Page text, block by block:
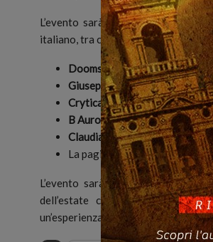
L’evento sarà arricchito dalla
italiano, tra cui:
Doomsart
, uno degli
Giuseppe Garibaldi, volto
CryticaleDevilA, entrambi
B Aurora, tiktoker con oltre
Claudia Ciccateri, tiktoker da
La paginaIntrashTtenimento
L’evento sarà aperto al pubblico
dell’estate calabrese.
un’esperienza ai limiti delle